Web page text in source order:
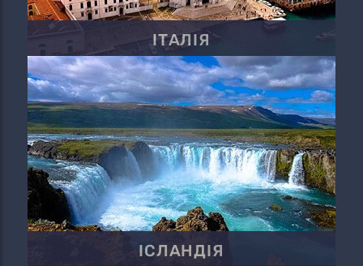
ІТАЛІЯ
ІСЛАНДІЯ